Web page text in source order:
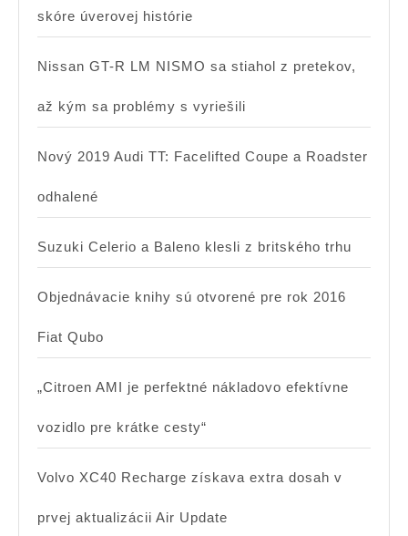
skóre úverovej histórie
Nissan GT-R LM NISMO sa stiahol z pretekov,
až kým sa problémy s vyriešili
Nový 2019 Audi TT: Facelifted Coupe a Roadster
odhalené
Suzuki Celerio a Baleno klesli z britského trhu
Objednávacie knihy sú otvorené pre rok 2016
Fiat Qubo
„Citroen AMI je perfektné nákladovo efektívne
vozidlo pre krátke cesty“
Volvo XC40 Recharge získava extra dosah v
prvej aktualizácii Air Update